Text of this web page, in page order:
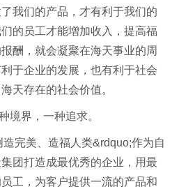
我们的产品，才有利于我们的
的员工才能增加收入，提高福
酬，就会凝聚在海天事业的周
于企业的发展，也有利于社会
天存在的社会价值。
境界，一种追求。
完美、造福人类&rdquo;作为自
团打造成最优秀的企业，用最
工，为客户提供一流的产品和